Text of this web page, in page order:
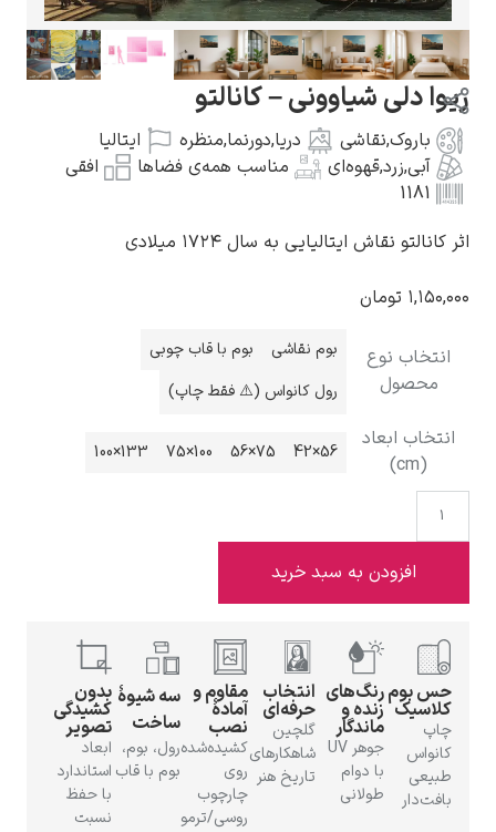
گوستاو کلیمت
ادوارد مونک
کامی پیسارو
ادوارد هاپر
ادگار دگا
دلی شیاوونی – کانالتو
باروک ,نقاشی دریا,دورنما,منظره
ایتالیا
آبی,زرد,قهوه‌ای مناسب همه‌ی فضاها
افقی
1181
کانالتو نقاش ایتالیایی به سال ۱۷۲۴ میلادی
تومان
انتخاب نوع
محصول
بوم نقاشی
بوم با قاب چوبی
رول کانواس (⚠️ فقط چاپ)
انتخاب ابعاد
75×56
100×75
133×100
افزودن به سبد خرید
حس بوم
کلاسیک
کانواس
طبیعی
بافت‌دار
رنگ‌های
زنده و
ماندگار
جوهر UV
با دوام
طولانی
انتخاب
حرفه‌ای
گلچین
شاهکارهای
تاریخ هنر
مقاوم و
آمادهٔ
نصب
کشیده‌شده
روی
چارچوب
روسی/ترمو
سه شیوهٔ
ساخت
رول، بوم،
بوم با قاب
بدون
کشیدگی
تصویر
ابعاد
استاندارد
با حفظ